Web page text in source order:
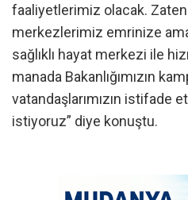
faaliyetlerimiz olacak. Zaten
merkezlerimiz emrinize
sağlıklı hayat merkezi ile
manada Bakanlığımızın
vatandaşlarımızın istifade
istiyoruz” diye konuştu.